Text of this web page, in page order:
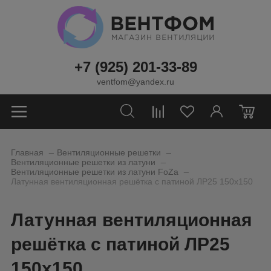
+7 (925) 201-33-89
ventfom@yandex.ru
0
Главная Вентиляционные решетки
Вентиляционные решетки из латуни _
Вентиляционные решетки из латуни FoZa
Латунная вентиляционная решётка с патиной ЛР25 150х150
Латунная вентиляционная
решётка с патиной ЛР25